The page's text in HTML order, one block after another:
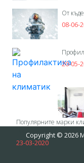
От
08-06-
20-05-
Популярните марки
23-03-2020
Copyright © 2026